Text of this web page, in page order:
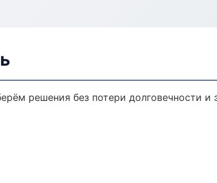
решения без потери долговечности и